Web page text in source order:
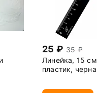
25
35
Линейка, 15
пластик,